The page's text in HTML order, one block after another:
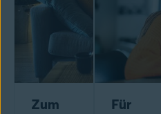
Zum
Für